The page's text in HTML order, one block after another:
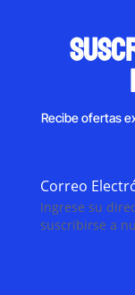
Recibe ofertas
Correo
Ingrese su
suscribirse a